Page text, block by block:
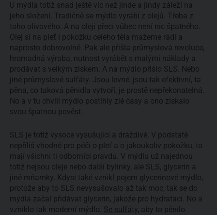
U mýdla totiž snad ještě víc než jinde a jindy záleží na
jeho složení. Tradičně se mýdlo vyrábí z olejů. Třeba z
toho olivového. A na oleji přeci vůbec není nic špatného.
Olej si na pleť i pokožku celého těla mažeme rádi a
naprosto dobrovolně. Pak ale přišla průmyslová revoluce,
hromadná výroba, nutnost vyrábět s malými náklady a
prodávat s velkým ziskem. A na mýdlo přišlo SLS. Nebo
jiné průmyslové sulfáty. Jsou levné, jsou tak efektivní, ta
pěna, co taková pěnidla vytvoří, je prostě nepřekonatelná.
No a v tu chvíli mýdlo postihly zlé časy a ono získalo
svou špatnou pověst.
SLS je totiž vysoce vysušující a dráždivé. V podstatě
nepříliš vhodné pro péči o pleť a o jakoukoliv pokožku, to
mají všichni ti odborníci pravdu. V mýdlu už najednou
totiž nejsou oleje nebo další bylinky, ale SLS, glycerin a
jiné mňamky. Kdysi také vznikl pojem glycerinové mýdlo,
protože aby to SLS nevysušovalo až tak moc, tak se do
mýdla začal přidávat glycerin, jakože pro hydrataci. No a
vzniklo tak moderní mýdlo. Se sulfáty, aby to pěnilo.